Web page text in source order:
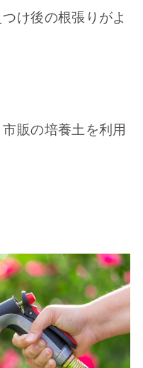
け後の根張りがよ
販の培養土を利用